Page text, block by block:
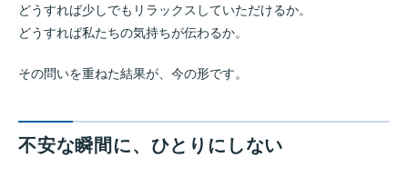
どうすれば少しでもリラックスしていただけるか。
どうすれば私たちの気持ちが伝わるか。
その問いを重ねた結果が、今の形です。
不安な瞬間に、ひとりにしない